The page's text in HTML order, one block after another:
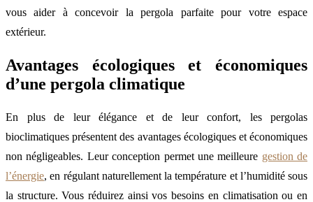
vous aider à concevoir la pergola parfaite pour votre espace
extérieur.
Avantages écologiques et économiques
d’une pergola climatique
En plus de leur élégance et de leur confort, les pergolas
bioclimatiques présentent des avantages écologiques et économiques
non négligeables. Leur conception permet une meilleure gestion de
l’énergie, en régulant naturellement la température et l’humidité sous
la structure. Vous réduirez ainsi vos besoins en climatisation ou en